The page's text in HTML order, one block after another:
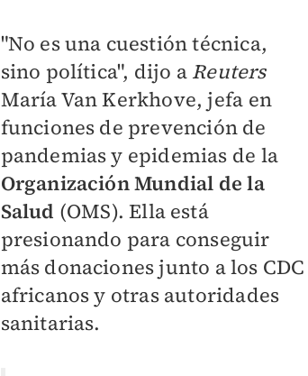
"No es una cuestión técnica,
sino política", dijo a Reuters
María Van Kerkhove, jefa en
funciones de prevención de
pandemias y epidemias de la
Organización Mundial de la
Salud (OMS). Ella está
presionando para conseguir
más donaciones junto a los CDC
africanos y otras autoridades
sanitarias.